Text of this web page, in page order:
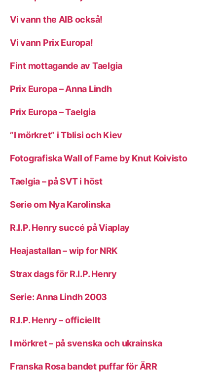
Vi vann the AIB också!
Vi vann Prix Europa!
Fint mottagande av Taelgia
Prix Europa – Anna Lindh
Prix Europa – Taelgia
”I mörkret” i Tblisi och Kiev
Fotografiska Wall of Fame by Knut Koivisto
Taelgia – på SVT i höst
Serie om Nya Karolinska
R.I.P. Henry succé på Viaplay
Heajastallan – wip for NRK
Strax dags för R.I.P. Henry
Serie: Anna Lindh 2003
R.I.P. Henry – officiellt
I mörkret – på svenska och ukrainska
Franska Rosa bandet puffar för ÄRR